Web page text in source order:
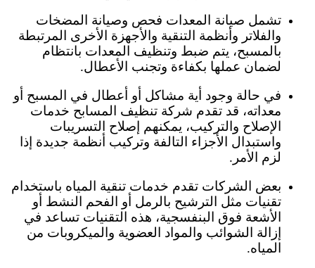
تشمل صيانة المعدات فحص وصيانة المضخات
والفلاتر وأنظمة التنقية والأجهزة الأخرى المرتبطة
بالمسبح، يتم ضبط وتنظيف المعدات بانتظام
لضمان عملها بكفاءة وتجنب الأعطال.
في حالة وجود أية مشاكل أو أعطال في المسبح أو
معداته، قد تقدم شركة تنظيف المسابح خدمات
الإصلاح والتركيب، يمكنهم إصلاح التسريبات
واستبدال الأجزاء التالفة وتركيب أنظمة جديدة إذا
لزم الأمر.
بعض الشركات تقدم خدمات تنقية المياه باستخدام
تقنيات مثل الترشيح بالرمل أو الفحم النشط أو
الأشعة فوق البنفسجية، هذه التقنيات تساعد في
إزالة الشوائب والمواد العضوية والميكروبات من
المياه.